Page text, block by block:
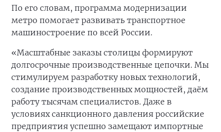
По его словам, программа модернизации
метро помогает развивать транспортное
машиностроение по всей России.
«Масштабные заказы столицы формируют
долгосрочные производственные цепочки. Мы
стимулируем разработку новых технологий,
создание производственных мощностей, даём
работу тысячам специалистов. Даже в
условиях санкционного давления российские
предприятия успешно замещают импортные